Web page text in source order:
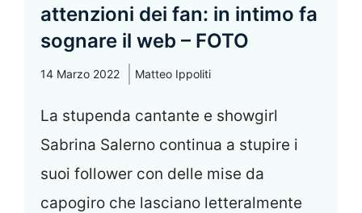
attenzioni dei fan: in intimo fa
sognare il web – FOTO
14 Marzo 2022 Matteo Ippoliti
La stupenda cantante e showgirl
Sabrina Salerno continua a stupire i
suoi follower con delle mise da
capogiro che lasciano letteralmente